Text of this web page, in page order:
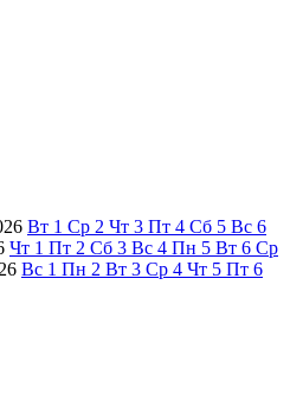
Вт 1 Ср 2 Чт 3 Пт 4 Сб 5 Вс 6
Чт 1 Пт 2 Сб 3 Вс 4 Пн 5 Вт 6 Ср
Вс 1 Пн 2 Вт 3 Ср 4 Чт 5 Пт 6